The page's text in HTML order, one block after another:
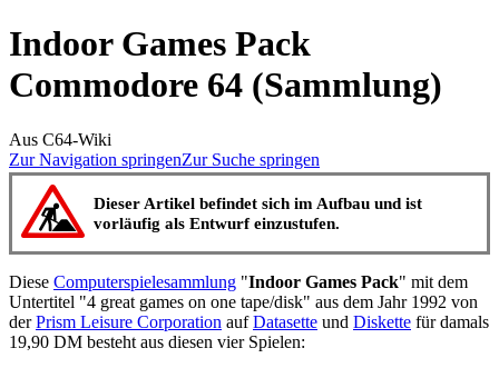
Indoor Games Pack
Commodore 64 (Sammlung)
Aus C64-Wiki
Zur Navigation springenZur Suche springen
Dieser Artikel befindet sich im Aufbau und ist
vorläufig als Entwurf einzustufen.
Diese Computerspielesammlung "Indoor Games Pack" mit dem
Untertitel "4 great games on one tape/disk" aus dem Jahr 1992 von
derPrism Leisure Corporation aufDatasette und Diskette für damals
19,90 DM besteht aus diesen vier Spielen: